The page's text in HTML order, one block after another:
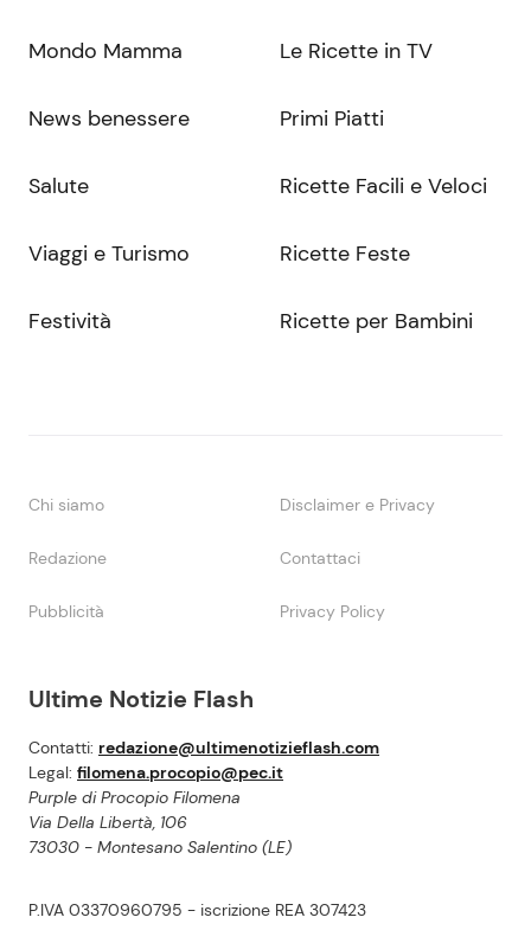
Ultime Notizie Flash
Contatti: redazione@ultimenotizieflash.com
Legal: filomena.procopio@pec.it
Purple di Procopio Filomena
Via Della Libertà, 106
73030 - Montesano Salentino (LE)
P.IVA 03370960795 - iscrizione REA 307423
Mondo Mamma
News benessere
Salute
Viaggi e Turismo
Festività
Le Ricette in TV
Primi Piatti
Ricette Facili e Veloci
Ricette Feste
Ricette per Bambini
Chi siamo Disclaimer e Privacy
Redazione Contattaci
Pubblicità Privacy Policy